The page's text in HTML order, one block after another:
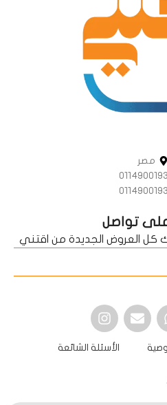
مصر
تواصل
كل العروض الجديدة من اقتني
الأسئلة الشائعة